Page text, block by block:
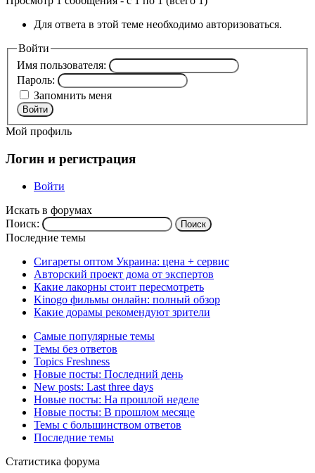
Для ответа в этой теме необходимо авторизоваться.
Войти
Имя пользователя:
Пароль:
Запомнить меня
Войти
Мой профиль
Логин и регистрация
Войти
Искать в форумах
Поиск:
Последние темы
Сигареты оптом Украина: цена + сервис
Авторский проект дома от экспертов
Какие лакорны стоит пересмотреть
Kinogo фильмы онлайн: полный обзор
Какие дорамы рекомендуют зрители
Самые популярные темы
Темы без ответов
Topics Freshness
Новые посты: Последний день
New posts: Last three days
Новые посты: На прошлой неделе
Новые посты: В прошлом месяце
Темы с большинством ответов
Последние темы
Статистика форума